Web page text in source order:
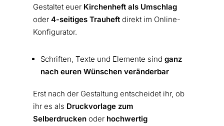
Gestaltet euer Kirchenheft als Umschlag
oder 4-seitiges Trauheftdirekt im Online-
Konfigurator.
Schriften, Texte und Elemente sind ganz
nach euren Wünschen veränderbar
Erst nach der Gestaltung entscheidet ihr, ob
ihr es als Druckvorlage zum
Selberdruckenoder hochwertig